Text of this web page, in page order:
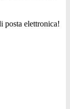
posta elettronica!